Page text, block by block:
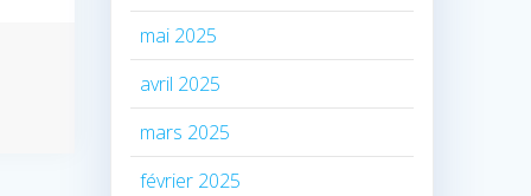
mai 2025
avril 2025
mars 2025
février 2025